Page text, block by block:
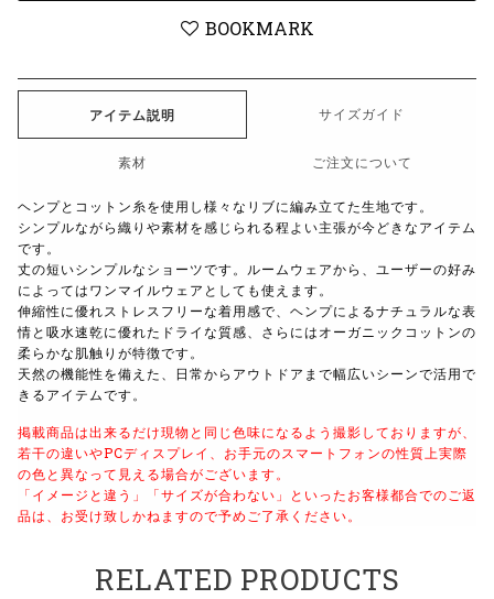
BOOKMARK
アイテム説明 サイズガイド
素材 ご注文について
ヘンプとコットン糸を使用し様々なリブに編み立てた生地です。
シンプルながら織りや素材を感じられる程よい主張が今どきなアイテム
です。
丈の短いシンプルなショーツです。ルームウェアから、ユーザーの好み
によってはワンマイルウェアとしても使えます。
伸縮性に優れストレスフリーな着用感で、ヘンプによるナチュラルな表
情と吸水速乾に優れたドライな質感、さらにはオーガニックコットンの
柔らかな肌触りが特徴です。
天然の機能性を備えた、日常からアウトドアまで幅広いシーンで活用で
きるアイテムです。
掲載商品は出来るだけ現物と同じ色味になるよう撮影しておりますが、
若干の違いやPCディスプレイ、お手元のスマートフォンの性質上実際
の色と異なって見える場合がございます。
「イメージと違う」「サイズが合わない」といったお客様都合でのご返
品は、お受け致しかねますので予めご了承ください。
RELATED PRODUCTS